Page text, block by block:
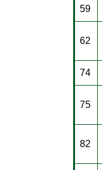
59
62
74
75
82